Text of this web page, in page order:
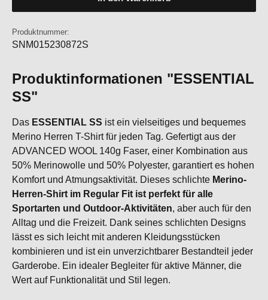
Produktnummer:
SNM015230872S
Produktinformationen "ESSENTIAL
SS"
Das ESSENTIAL SS ist ein vielseitiges und bequemes
Merino Herren T-Shirt für jeden Tag. Gefertigt aus der
ADVANCED WOOL 140g Faser, einer Kombination aus
50% Merinowolle und 50% Polyester, garantiert es hohen
Komfort und Atmungsaktivität. Dieses schlichte Merino-
Herren-Shirt im Regular Fit ist perfekt für alle
Sportarten und Outdoor-Aktivitäten, aber auch für den
Alltag und die Freizeit. Dank seines schlichten Designs
lässt es sich leicht mit anderen Kleidungsstücken
kombinieren und ist ein unverzichtbarer Bestandteil jeder
Garderobe. Ein idealer Begleiter für aktive Männer, die
Wert auf Funktionalität und Stil legen.